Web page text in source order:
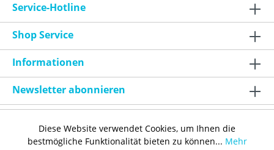
Service-Hotline
Shop Service
Informationen
Newsletter abonnieren
Diese Website verwendet Cookies, um Ihnen die
bestmögliche Funktionalität bieten zu können... Mehr